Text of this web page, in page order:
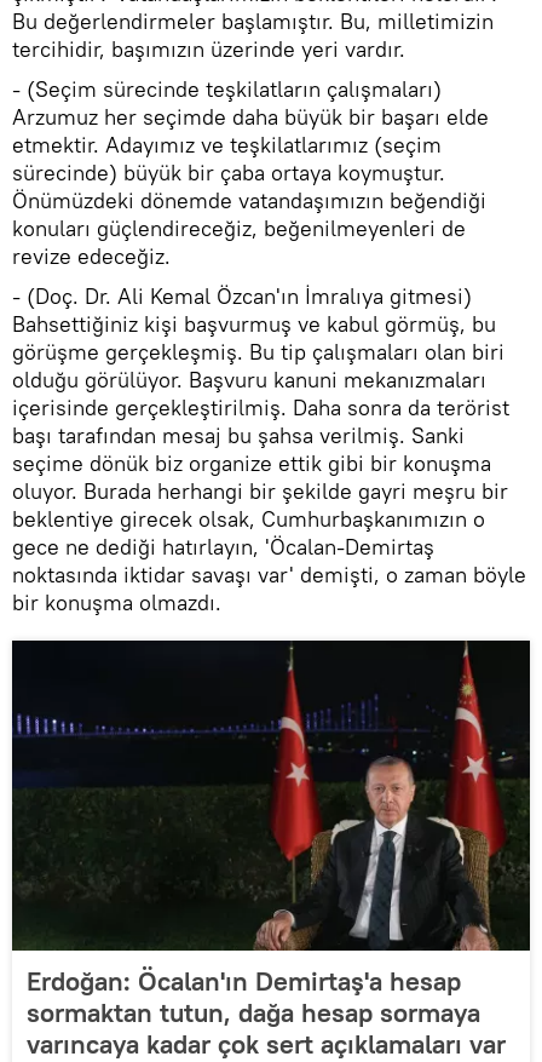
Bu değerlendirmeler başlamıştır. Bu, milletimizin
tercihidir, başımızın üzerinde yeri vardır.
- (Seçim sürecinde teşkilatların çalışmaları)
Arzumuz her seçimde daha büyük bir başarı elde
etmektir. Adayımız ve teşkilatlarımız (seçim
sürecinde) büyük bir çaba ortaya koymuştur.
Önümüzdeki dönemde vatandaşımızın beğendiği
konuları güçlendireceğiz, beğenilmeyenleri de
revize edeceğiz.
- (Doç. Dr. Ali Kemal Özcan'ın İmralıya gitmesi)
Bahsettiğiniz kişi başvurmuş ve kabul görmüş, bu
görüşme gerçekleşmiş. Bu tip çalışmaları olan biri
olduğu görülüyor. Başvuru kanuni mekanızmaları
içerisinde gerçekleştirilmiş. Daha sonra da terörist
başı tarafından mesaj bu şahsa verilmiş. Sanki
seçime dönük biz organize ettik gibi bir konuşma
oluyor. Burada herhangi bir şekilde gayri meşru bir
beklentiye girecek olsak, Cumhurbaşkanımızın o
gece ne dediği hatırlayın, 'Öcalan-Demirtaş
noktasında iktidar savaşı var' demişti, o zaman böyle
bir konuşma olmazdı.
Erdoğan: Öcalan'ın Demirtaş'a hesap
sormaktan tutun, dağa hesap sormaya
varıncaya kadar çok sert açıklamaları var